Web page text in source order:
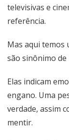
televisivas e
referência.
Mas aqui temos
são sinônimo de
Elas indicam
engano. Uma
verdade, assim
mentir.